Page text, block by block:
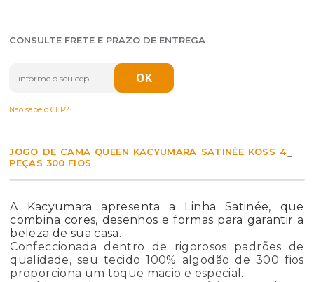
CONSULTE FRETE E PRAZO DE ENTREGA
Não sabe o CEP?
JOGO DE CAMA QUEEN KACYUMARA SATINÉE KOSS 4
PEÇAS 300 FIOS
A Kacyumara apresenta a Linha Satinée, que
combina cores, desenhos e formas para garantir a
beleza de sua casa.
Confeccionada dentro de rigorosos padrões de
qualidade, seu tecido 100% algodão de 300 fios
proporciona um toque macio e especial.